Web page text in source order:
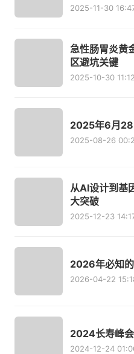
2025-11-30
急性肠胃炎黄
区避坑关键
2025-10-30
2025年6月28
2025-08-26
从AI设计到基
大突破
2025-12-23
2026年必知
2026-04-22
2024长寿峰
2024-12-24